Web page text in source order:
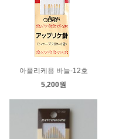
아플리케용 바늘-12호
5,200원